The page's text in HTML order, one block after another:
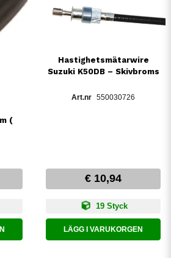
(
Hastighetsmätarwire
Suzuki K50DB – Skivbroms
550030726
€ 10,94
19 Styck
LÄGG I VARUKORGEN